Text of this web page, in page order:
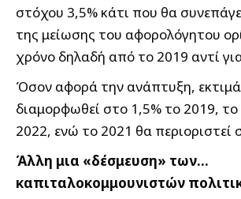
στόχου 3,5% κάτι που θα
της μείωσης του αφορολόγητου
χρόνο δηλαδή από το 2019 αντί
Όσον αφορά την ανάπτυξη,
διαμορφωθεί στο 1,5% το 2019, το
2022, ενώ το 2021 θα περιοριστεί
Άλλη μια «δέσμευση» των…
καπιταλοκομμουνιστών